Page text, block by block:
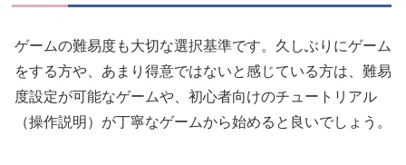
ゲームの難易度も大切な選択基準です。久しぶりにゲーム
をする方や、あまり得意ではないと感じている方は、難易
度設定が可能なゲームや、初心者向けのチュートリアル
（操作説明）が丁寧なゲームから始めると良いでしょう。